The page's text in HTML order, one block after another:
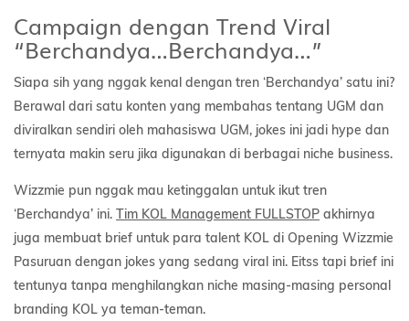
Campaign dengan Trend Viral
“Berchandya…Berchandya…”
Siapa sih yang nggak kenal dengan tren ‘Berchandya’ satu ini?
Berawal dari satu konten yang membahas tentang UGM dan
diviralkan sendiri oleh mahasiswa UGM, jokes ini jadi hype dan
ternyata makin seru jika digunakan di berbagai niche business.
Wizzmie pun nggak mau ketinggalan untuk ikut tren
‘Berchandya’ ini. Tim KOL Management FULLSTOP akhirnya
juga membuat brief untuk para talent KOL di Opening Wizzmie
Pasuruan dengan jokes yang sedang viral ini. Eitss tapi brief ini
tentunya tanpa menghilangkan niche masing-masing personal
branding KOL ya teman-teman.